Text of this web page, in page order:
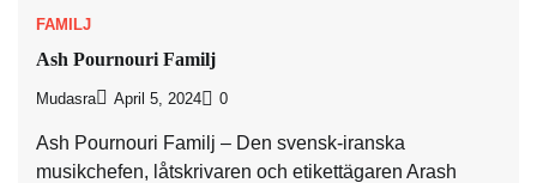
FAMILJ
Ash Pournouri Familj
Mudasra April 5, 2024 0
Ash Pournouri Familj – Den svensk-iranska
musikchefen, låtskrivaren och etikettägaren Arash